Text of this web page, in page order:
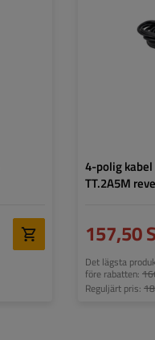
4-polig kabel
TT.2A5M
157,50
Det lägsta
före rabatten:
Reguljärt pris: